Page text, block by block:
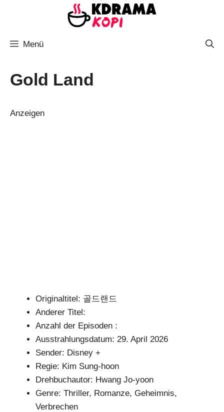
Menü
Gold Land
Anzeigen
Originaltitel: 골드랜드
Anderer Titel:
Anzahl der Episoden :
Ausstrahlungsdatum: 29. April 2026
Sender: Disney +
Regie: Kim Sung-hoon
Drehbuchautor: Hwang Jo-yoon
Genre: Thriller, Romanze, Geheimnis,
Verbrechen